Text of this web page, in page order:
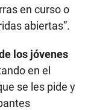
en curso o
abiertas”.
los jóvenes
en el
se les pide y